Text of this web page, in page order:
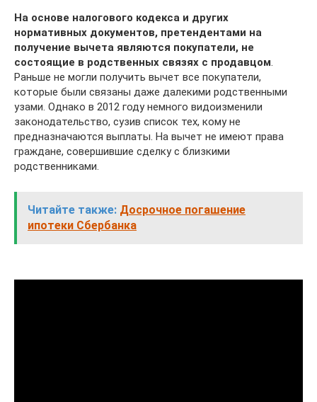
На основе налогового кодекса и других
нормативных документов, претендентами на
получение вычета являются покупатели, не
состоящие в родственных связях с продавцом.
Раньше не могли получить вычет все покупатели,
которые были связаны даже далекими родственными
узами. Однако в 2012 году немного видоизменили
законодательство, сузив список тех, кому не
предназначаются выплаты. На вычет не имеют права
граждане, совершившие сделку с близкими
родственниками.
Читайте также: Досрочное погашение
ипотеки Сбербанка